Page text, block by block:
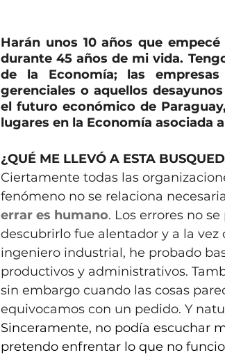
Harán unos 10 años que
durante 45 años de mi vida.
de la Economía; las
gerenciales o aquellos
el futuro económico de
lugares en la Economía asociada
¿QUÉ ME LLEVÓ A ESTA
Ciertamente todas las
fenómeno no se relaciona
errar es humano. Los errores no
descubrirlo fue alentador y a la
ingeniero industrial, he probado
productivos y administrativos.
sin embargo cuando las cosas
equivocamos con un pedido. Y
Sinceramente, no podía escuchar
pretendo enfrentar lo que no